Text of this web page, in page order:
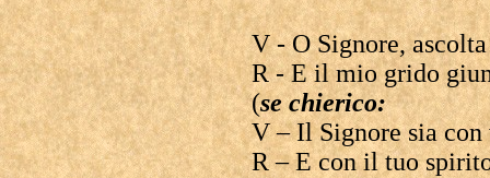
V - O Signore,
R - E il mio grido
(se chierico:
V – Il Signore sia con
R – E con il tuo